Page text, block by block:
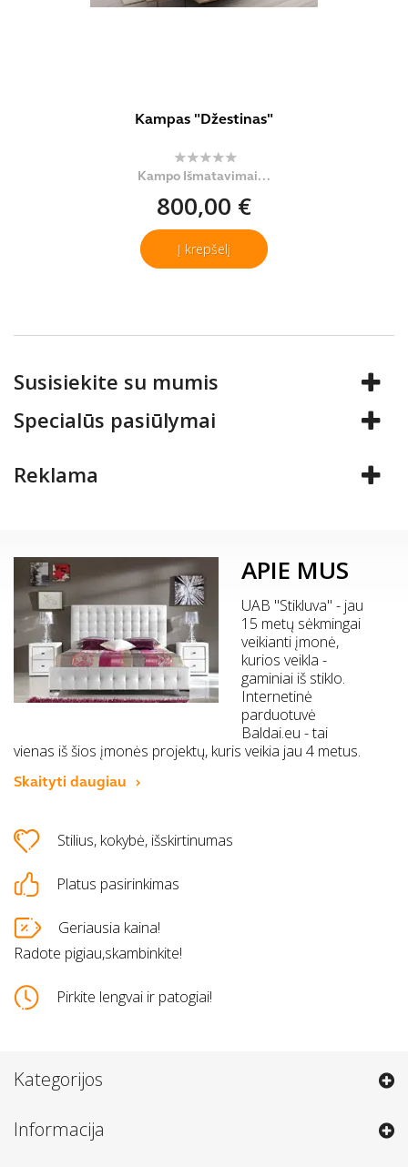
Kampas "Džestinas"
Kampo Išmatavimai...
800,00 €
Į krepšelį
Susisiekite su mumis
Specialūs pasiūlymai
Reklama
APIE MUS
UAB "Stikluva" - jau
15 metų sėkmingai
veikianti įmonė,
kurios veikla -
gaminiai iš stiklo.
Internetinė
parduotuvė
Baldai.eu - tai
vienas iš šios įmonės projektų, kuris veikia jau 4 metus.
Skaityti daugiau
Stilius, kokybė, išskirtinumas
Platus pasirinkimas
Geriausia kaina!
Radote pigiau,skambinkite!
Pirkite lengvai ir patogiai!
Kategorijos
Informacija